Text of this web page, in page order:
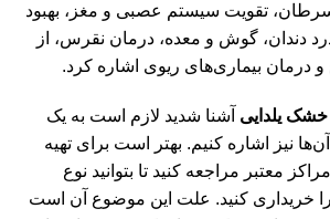
سرطان، تقویت سیستم عصبی و مغز، بهبود
دندان، گوش و معده، درمان نقرس، از
و درمان بیماری‌های ریوی اشاره کرد.
خشک یلدایی آشنا شدید لازم است به یک
نیز اشاره کنیم. بهتر است برای تهیه
معتبر مراجعه کنید تا بتوانید نوع
را خریداری کنید. علت این موضوع آن است